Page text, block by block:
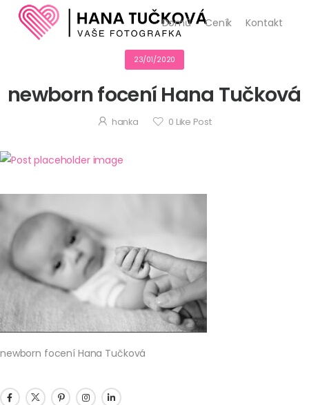
Domů Ceník Kontakt
23/01/2020
newborn focení Hana Tučková
hanka 0 Like Post
newborn focení Hana Tučková